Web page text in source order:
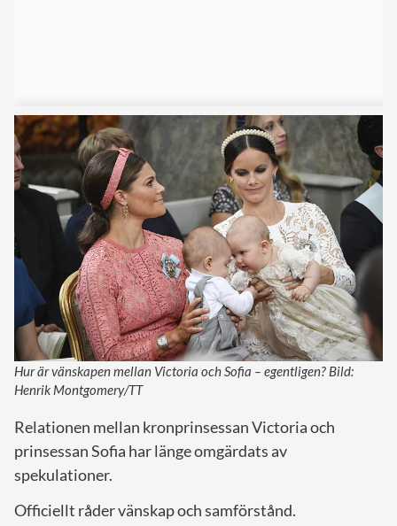
Hur är vänskapen mellan Victoria och Sofia – egentligen? Bild:
Henrik Montgomery/TT
Relationen mellan kronprinsessan Victoria och
prinsessan Sofia har länge omgärdats av
spekulationer.
Officiellt råder vänskap och samförstånd.